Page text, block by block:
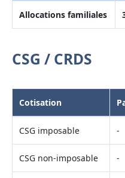
Allocations familiales
CSG / CRDS
Cotisation
CSG imposable -
CSG non-imposable -